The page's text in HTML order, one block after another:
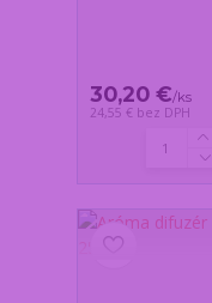
30,20 €/ks
24,55 € bez DPH